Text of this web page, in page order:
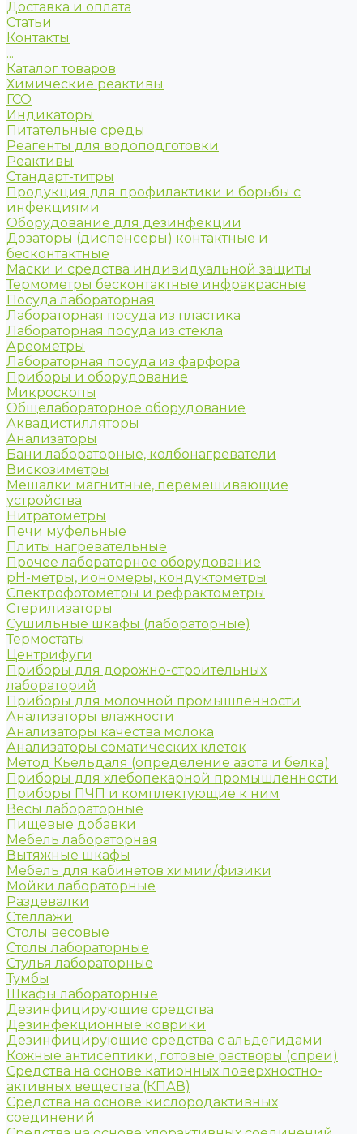
Доставка и оплата
Статьи
Контакты
...
Каталог товаров
Химические реактивы
ГСО
Индикаторы
Питательные среды
Реагенты для водоподготовки
Реактивы
Стандарт-титры
Продукция для профилактики и борьбы с
инфекциями
Оборудование для дезинфекции
Дозаторы (диспенсеры) контактные и
бесконтактные
Маски и средства индивидуальной защиты
Термометры бесконтактные инфракрасные
Посуда лабораторная
Лабораторная посуда из пластика
Лабораторная посуда из стекла
Ареометры
Лабораторная посуда из фарфора
Приборы и оборудование
Микроскопы
Общелабораторное оборудование
Аквадистилляторы
Анализаторы
Бани лабораторные, колбонагреватели
Вискозиметры
Мешалки магнитные, перемешивающие
устройства
Нитратометры
Печи муфельные
Плиты нагревательные
Прочее лабораторное оборудование
рН-метры, иономеры, кондуктометры
Спектрофотометры и рефрактометры
Стерилизаторы
Сушильные шкафы (лабораторные)
Термостаты
Центрифуги
Приборы для дорожно-строительных
лабораторий
Приборы для молочной промышленности
Анализаторы влажности
Анализаторы качества молока
Анализаторы соматических клеток
Метод Кьельдаля (определение азота и белка)
Приборы для хлебопекарной промышленности
Приборы ПЧП и комплектующие к ним
Весы лабораторные
Пищевые добавки
Мебель лабораторная
Вытяжные шкафы
Мебель для кабинетов химии/физики
Мойки лабораторные
Раздевалки
Стеллажи
Столы весовые
Столы лабораторные
Стулья лабораторные
Тумбы
Шкафы лабораторные
Дезинфицирующие средства
Дезинфекционные коврики
Дезинфицирующие средства с альдегидами
Кожные антисептики, готовые растворы (спреи)
Средства на основе катионных поверхностно-
активных вещества (КПАВ)
Средства на основе кислородактивных
соединений